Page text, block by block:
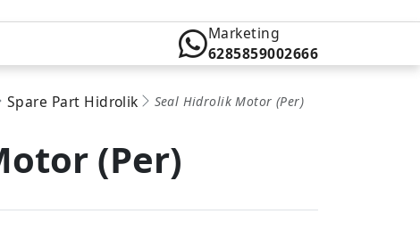
Marketing
6285859002666
Spare Part Hidrolik Seal Hidrolik Motor (Per)
(Per)